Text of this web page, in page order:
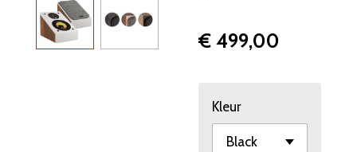
€ 499,00
Kleur